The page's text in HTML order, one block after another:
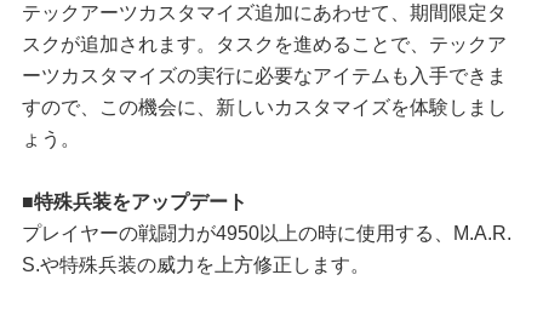
テックアーツカスタマイズ追加にあわせて、期間限定タ
スクが追加されます。タスクを進めることで、テックア
ーツカスタマイズの実行に必要なアイテムも入手できま
すので、この機会に、新しいカスタマイズを体験しまし
ょう。
■特殊兵装をアップデート
プレイヤーの戦闘力が4950以上の時に使用する、M.A.R.
S.や特殊兵装の威力を上方修正します。